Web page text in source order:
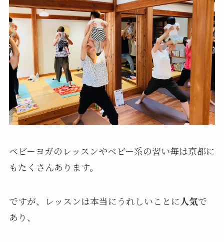
ベビーヨガのレッスンやベビー系の習い毎は京都に
もたくさんあります。
ですが、レッスンは本当にうれしいことに人気で
あり、